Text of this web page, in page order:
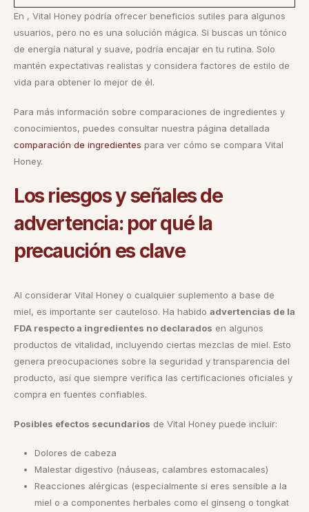
En , Vital Honey podría ofrecer beneficios sutiles para algunos
usuarios, pero no es una solución mágica. Si buscas un tónico
de energía natural y suave, podría encajar en tu rutina. Solo
mantén expectativas realistas y considera factores de estilo de
vida para obtener lo mejor de él.
Para más información sobre comparaciones de ingredientes y
conocimientos, puedes consultar nuestra página detallada
comparación de ingredientes para ver cómo se compara Vital
Honey.
Los riesgos y señales de
advertencia: por qué la
precaución es clave
Al considerar Vital Honey o cualquier suplemento a base de
miel, es importante ser cauteloso. Ha habido advertencias de la
FDA respecto a ingredientes no declarados en algunos
productos de vitalidad, incluyendo ciertas mezclas de miel. Esto
genera preocupaciones sobre la seguridad y transparencia del
producto, así que siempre verifica las certificaciones oficiales y
compra en fuentes confiables.
Posibles efectos secundarios de Vital Honey puede incluir:
Dolores de cabeza
Malestar digestivo (náuseas, calambres estomacales)
Reacciones alérgicas (especialmente si eres sensible a la
miel o a componentes herbales como el ginseng o tongkat